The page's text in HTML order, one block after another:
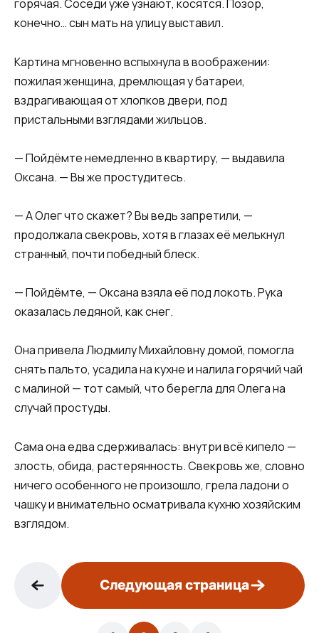
горячая. Соседи уже узнают, косятся. Позор,
конечно… сын мать на улицу выставил.
Картина мгновенно вспыхнула в воображении:
пожилая женщина, дремлющая у батареи,
вздрагивающая от хлопков двери, под
пристальными взглядами жильцов.
— Пойдёмте немедленно в квартиру, — выдавила
Оксана. — Вы же простудитесь.
— А Олег что скажет? Вы ведь запретили, —
продолжала свекровь, хотя в глазах её мелькнул
странный, почти победный блеск.
— Пойдёмте, — Оксана взяла её под локоть. Рука
оказалась ледяной, как снег.
Она привела Людмилу Михайловну домой, помогла
снять пальто, усадила на кухне и налила горячий чай
с малиной — тот самый, что берегла для Олега на
случай простуды.
Сама она едва сдерживалась: внутри всё кипело —
злость, обида, растерянность. Свекровь же, словно
ничего особенного не произошло, грела ладони о
чашку и внимательно осматривала кухню хозяйским
взглядом.
Следующая страница